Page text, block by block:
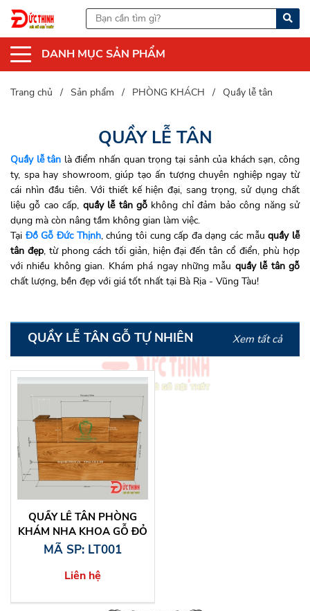
DANH MỤC SẢN PHẨM
Trang chủ Sản phẩm PHÒNG KHÁCH Quầy lễ tân
QUẦY LỄ TÂN
Quầy lễ tân là điểm nhấn quan trọng tại sảnh của khách sạn, công
ty, spa hay showroom, giúp tạo ấn tượng chuyên nghiệp ngay từ
cái nhìn đầu tiên. Với thiết kế hiện đại, sang trọng, sử dụng chất
liệu gỗ cao cấp, quầy lễ tân gỗ không chỉ đảm bảo công năng sử
dụng mà còn nâng tầm không gian làm việc.
Tại Đồ Gỗ Đức Thịnh, chúng tôi cung cấp đa dạng các mẫuquầy lễ
tân đẹp, từ phong cách tối giản, hiện đại đến tân cổ điển, phù hợp
với nhiều không gian. Khám phá ngay những mẫu quầy lễ tân gỗ
chất lượng, bền đẹp với giá tốt nhất tại Bà Rịa - Vũng Tàu!
QUẦY LỄ TÂN GỖ TỰ NHIÊN Xem tất cả
QUẦY LỄ TÂN PHÒNG
KHÁM NHA KHOA GỖ ĐỎ
TỰ NHIÊN
MÃ SP: LT001
Liên hệ